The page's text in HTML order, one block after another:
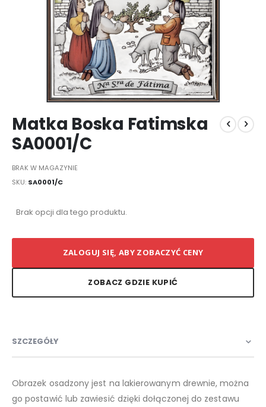
na
początek
galerii
Matka Boska Fatimska
SA0001/C
BRAK W MAGAZYNIE
SKU SA0001/C
produktów
Brak opcji dla tego produktu.
ZALOGUJ SIĘ, ABY ZOBACZYĆ CENY
ZOBACZ GDZIE KUPIĆ
SZCZEGÓŁY
Obrazek osadzony jest na lakierowanym drewnie, można
go postawić lub zawiesić dzięki dołączonej do zestawu